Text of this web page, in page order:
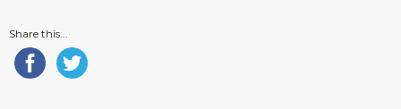
Share this...